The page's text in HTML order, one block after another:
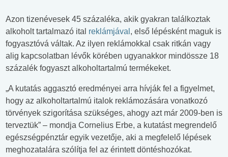
Azon tizenévesek 45 százaléka, akik gyakran találkoztak
alkoholt tartalmazó ital reklámjával , első lépésként maguk is
fogyasztóvá váltak. Az ilyen reklámokkal csak ritkán vagy
alig kapcsolatban lévők körében ugyanakkor mindössze 18
százalék fogyaszt alkoholtartalmú termékeket.
„A kutatás aggasztó eredményei arra hívják fel a figyelmet,
hogy az alkoholtartalmú italok reklámozására vonatkozó
törvények szigorítása szükséges, ahogy azt már 2009-ben is
terveztük” – mondja Cornelius Erbe, a kutatást megrendelő
egészségpénztár egyik vezetője, aki a megfelelő lépések
meghozatalára szólítja fel az érintett döntéshozókat.